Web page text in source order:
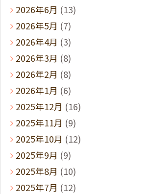
2026年6月 (13)
2026年5月 (7)
2026年4月 (3)
2026年3月 (8)
2026年2月 (8)
2026年1月 (6)
2025年12月 (16)
2025年11月 (9)
2025年10月 (12)
2025年9月 (9)
2025年8月 (10)
2025年7月 (12)